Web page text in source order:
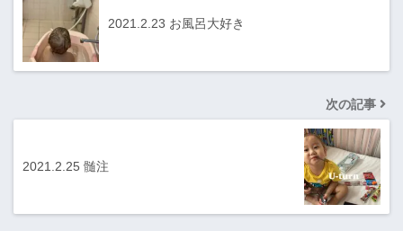
2021.2.23 お風呂大好き
次の記事
2021.2.25 髄注